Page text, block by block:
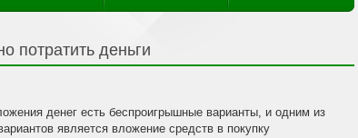
потратить деньги
денег есть беспроигрышные варианты, и одним из
является вложение средств в покупку